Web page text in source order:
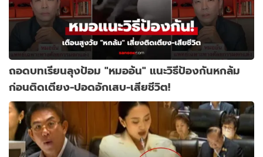
ถอดบทเรียนลุงป้อม "หมออ้น" แนะวิธีป้องกันหกล้ม
ก่อนติดเตียง-ปอดอักเสบ-เสียชีวิต!